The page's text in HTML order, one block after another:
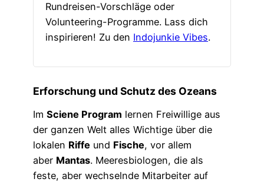
Rundreisen-Vorschläge oder
Volunteering-Programme. Lass dich
inspirieren! Zu den Indojunkie Vibes.
Erforschung und Schutz des Ozeans
Im Sciene Program lernen Freiwillige aus
der ganzen Welt alles Wichtige über die
lokalen Riffe und Fische, vor allem
aber Mantas. Meeresbiologen, die als
feste, aber wechselnde Mitarbeiter auf